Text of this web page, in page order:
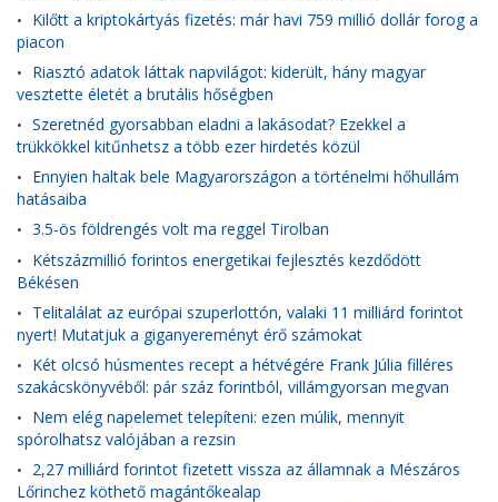
• Kilőtt a kriptokártyás fizetés: már havi 759 millió dollár forog a
piacon
• Riasztó adatok láttak napvilágot: kiderült, hány magyar
vesztette életét a brutális hőségben
• Szeretnéd gyorsabban eladni a lakásodat? Ezekkel a
trükkökkel kitűnhetsz a több ezer hirdetés közül
• Ennyien haltak bele Magyarországon a történelmi hőhullám
hatásaiba
• 3.5-ös földrengés volt ma reggel Tirolban
• Kétszázmillió forintos energetikai fejlesztés kezdődött
Békésen
• Telitalálat az európai szuperlottón, valaki 11 milliárd forintot
nyert! Mutatjuk a giganyereményt érő számokat
• Két olcsó húsmentes recept a hétvégére Frank Júlia filléres
szakácskönyvéből: pár száz forintból, villámgyorsan megvan
• Nem elég napelemet telepíteni: ezen múlik, mennyit
spórolhatsz valójában a rezsin
• 2,27 milliárd forintot fizetett vissza az államnak a Mészáros
Lőrinchez köthető magántőkealap